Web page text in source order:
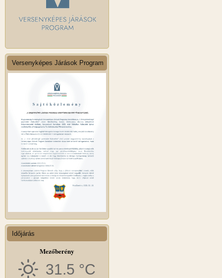
Versenyképes Járások Program
Időjárás
Mezőberény
31.5 °C